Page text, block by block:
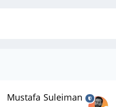
Mustafa Suleiman